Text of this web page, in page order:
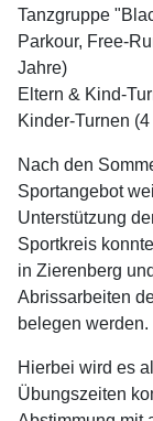
Tanzgruppe
Parkour, Free-
Jahre)
Eltern & Kind-
Kinder-Turnen
Nach den
Sportangebot
Unterstützung
Sportkreis
in Zierenberg
Abrissarbeiten
belegen werden.
Hierbei wird es
Übungszeiten